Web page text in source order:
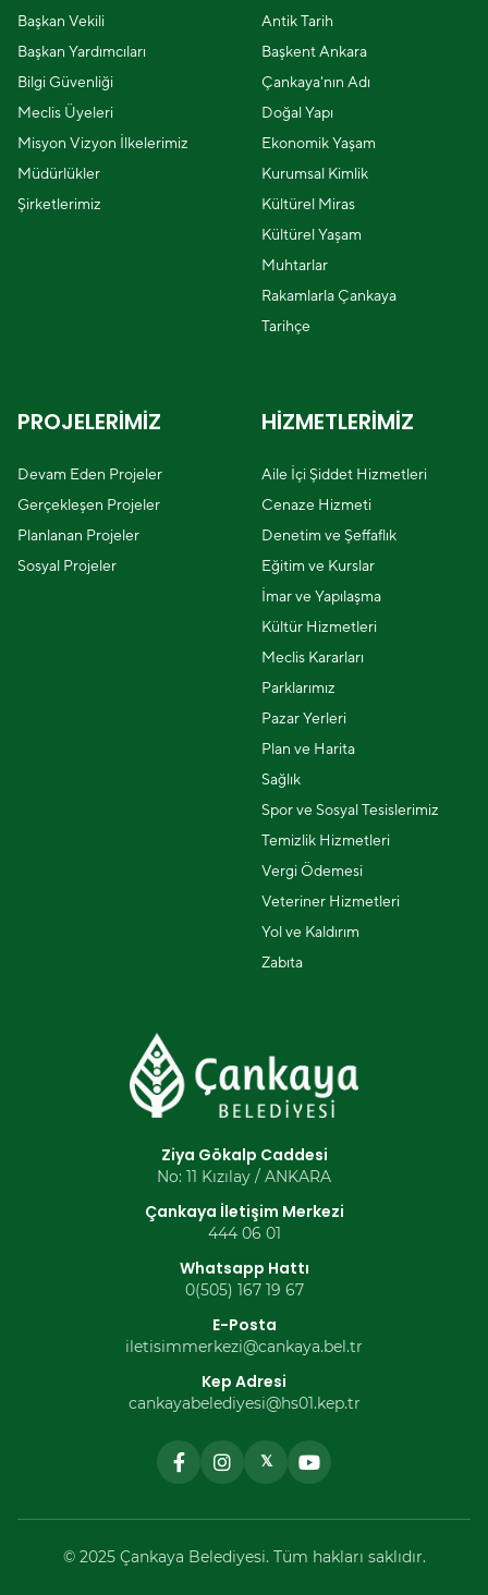
Başkan Vekili
Başkan Yardımcıları
Bilgi Güvenliği
Meclis Üyeleri
Misyon Vizyon İlkelerimiz
Müdürlükler
Şirketlerimiz
Antik Tarih
Başkent Ankara
Çankaya'nın Adı
Doğal Yapı
Ekonomik Yaşam
Kurumsal Kimlik
Kültürel Miras
Kültürel Yaşam
Muhtarlar
Rakamlarla Çankaya
Tarihçe
PROJELERİMİZ
Devam Eden Projeler
Gerçekleşen Projeler
Planlanan Projeler
Sosyal Projeler
HİZMETLERİMİZ
Aile İçi Şiddet Hizmetleri
Cenaze Hizmeti
Denetim ve Şeffaflık
Eğitim ve Kurslar
İmar ve Yapılaşma
Kültür Hizmetleri
Meclis Kararları
Parklarımız
Pazar Yerleri
Plan ve Harita
Sağlık
Spor ve Sosyal Tesislerimiz
Temizlik Hizmetleri
Vergi Ödemesi
Veteriner Hizmetleri
Yol ve Kaldırım
Zabıta
Ziya Gökalp Caddesi
No: 11 Kızılay / ANKARA
Çankaya İletişim Merkezi
444 06 01
Whatsapp Hattı
0(505) 167 19 67
E-Posta
iletisimmerkezi@cankaya.bel.tr
Kep Adresi
cankayabelediyesi@hs01.kep.tr
𝕏
© 2025 Çankaya Belediyesi. Tüm hakları saklıdır.